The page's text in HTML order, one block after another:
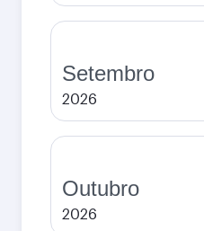
Setembro
2026
Outubro
2026